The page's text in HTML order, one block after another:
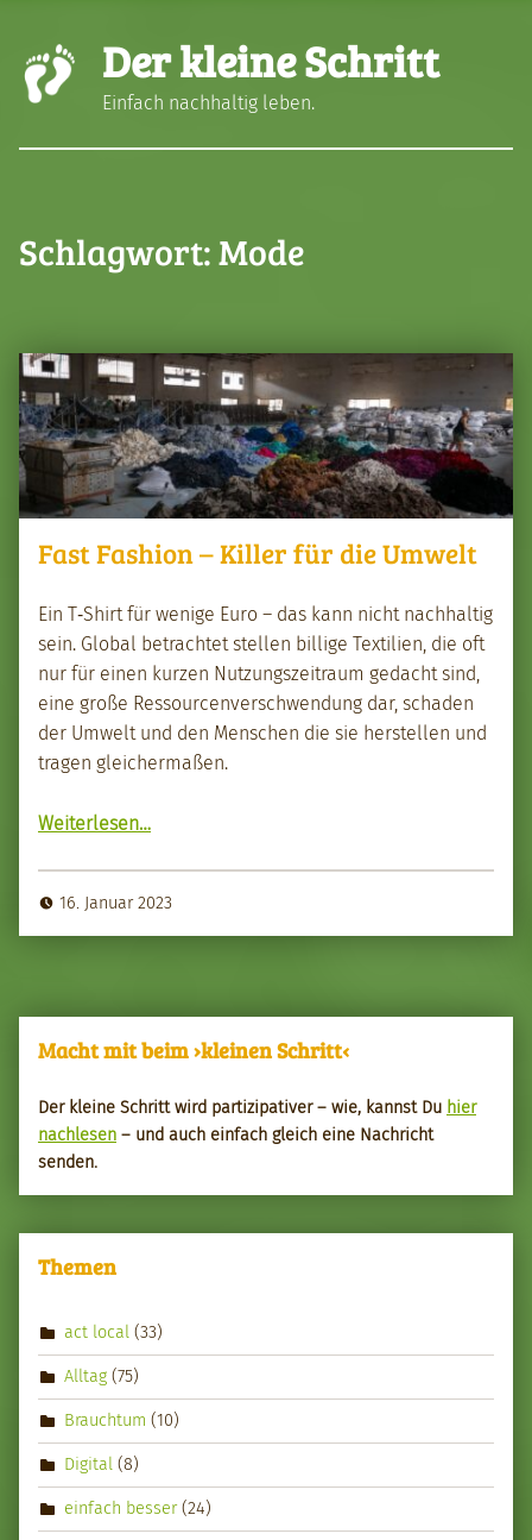
Der kleine Schritt
Einfach nachhaltig leben.
Schlagwort:Mode
Fast Fashion – Killer für die Umwelt
Ein T‑Shirt für wenige Euro – das kann nicht nach­haltig
sein. Glob­al betra­chtet stellen bil­lige Tex­tilien, die oft
nur für einen kurzen Nutzungszeitraum gedacht sind,
eine große Ressourcenver­schwen­dung dar, schaden
der Umwelt und den Men­schen die sie her­stellen und
tra­gen gle­icher­maßen.
Weit­er­lesen“Fast Fash­ion – Killer für die Umwelt”
…
16. Januar 2023
Macht mit beim ›kleinen Schritt‹
Der kleine Schritt wird par­tizipa­tiv­er – wie, kannst Du hier
nach­le­sen – und auch ein­fach gle­ich eine Nachricht
senden.
Themen
act local (33)
Alltag (75)
Brauchtum (10)
Digital (8)
einfach besser(24)